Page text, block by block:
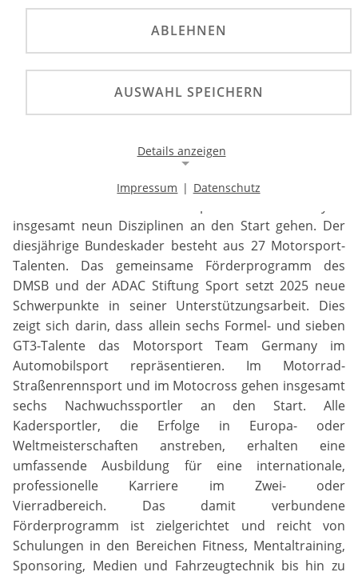
©
In der Motorworld in Böblingen bei Stuttgart
Team Germany in insgesamt neun Disziplinen an
den Start gehen.
In der Motorworld in Böblingen bei Stuttgart wurden
die Sportlerinnen und Sportler vorgestellt, die 2025 für
insgesamt neun Disziplinen an den Start gehen. Der
diesjährige Bundeskader besteht aus 27 Motorsport-
Talenten. Das gemeinsame Förderprogramm des
DMSB und der ADAC Stiftung Sport setzt 2025 neue
Schwerpunkte in seiner Unterstützungsarbeit. Dies
zeigt sich darin, dass allein sechs Formel- und sieben
GT3-Talente das Motorsport Team Germany im
Automobilsport repräsentieren. Im Motorrad-
Straßenrennsport und im Motocross gehen insgesamt
sechs Nachwuchssportler an den Start. Alle
Kadersportler, die Erfolge in Europa- oder
Weltmeisterschaften anstreben, erhalten eine
umfassende Ausbildung für eine internationale,
professionelle Karriere im Zwei- oder
Vierradbereich. Das damit verbundene
Förderprogramm ist zielgerichtet und reicht von
Schulungen in den Bereichen Fitness, Mentaltraining,
Sponsoring, Medien und Fahrzeugtechnik bis hin zu
ABLEHNEN
AUSWAHL SPEICHERN
Details anzeigen
Notwendige Cookies ermöglichen die Kernfunktionalität
einer Website. Sie helfen dabei, die Website nutzbar zu
machen, indem sie grundlegende Funktionen
ermöglichen. Ohne diese Cookies kann die Website nicht
richtig funktionieren.
Background Image
gw-cookie-bgimage
Anbieter:
DMSB
Zweck:
Dieser Cookie speichert Informationen zu
verwendeten Hintergrundbildern der Website.
Cookie Laufzeit:
24 Stunden
Impressum | Datenschutz